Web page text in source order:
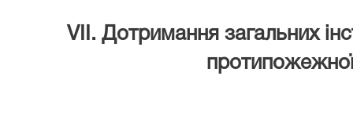
VІІ. Дотримання загальних